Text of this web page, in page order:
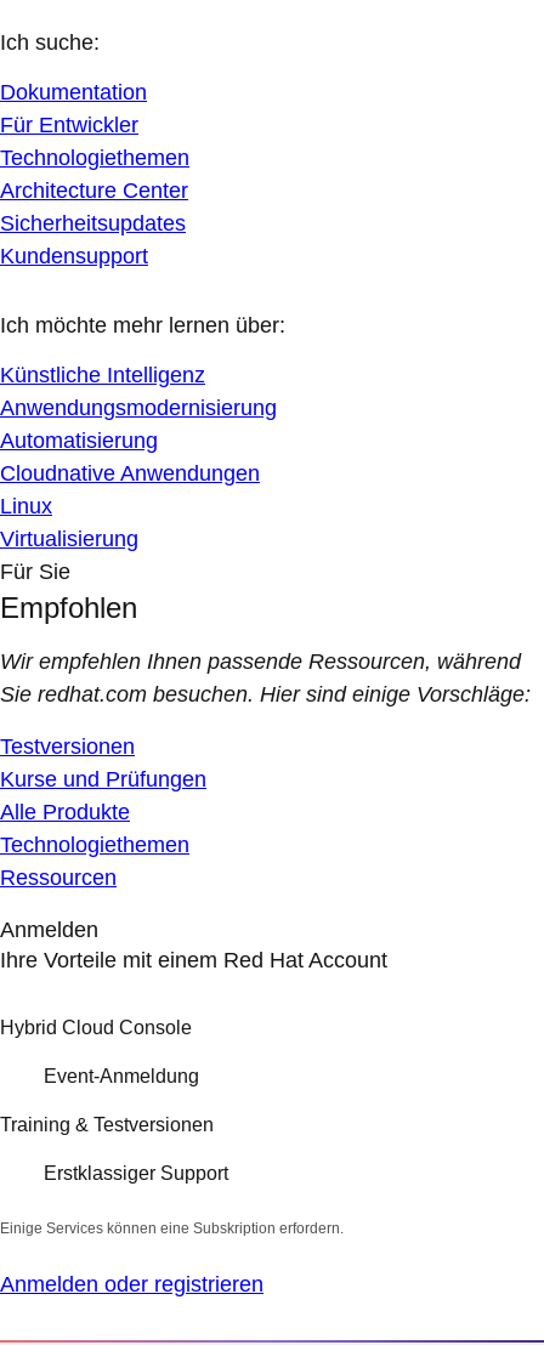
Ich suche:
Dokumentation
Für Entwickler
Technologiethemen
Architecture Center
Sicherheitsupdates
Kundensupport
Ich möchte mehr lernen über:
Künstliche Intelligenz
Anwendungsmodernisierung
Automatisierung
Cloudnative Anwendungen
Linux
Virtualisierung
Für Sie
Empfohlen
Wir empfehlen Ihnen passende Ressourcen, während
Sie redhat.com besuchen. Hier sind einige Vorschläge:
Testversionen
Kurse und Prüfungen
Alle Produkte
Technologiethemen
Ressourcen
Anmelden
Ihre Vorteile mit einem Red Hat Account
Hybrid Cloud Console
Event-Anmeldung
Training & Testversionen
Erstklassiger Support
Einige Services können eine Subskription erfordern.
Anmelden oder registrieren